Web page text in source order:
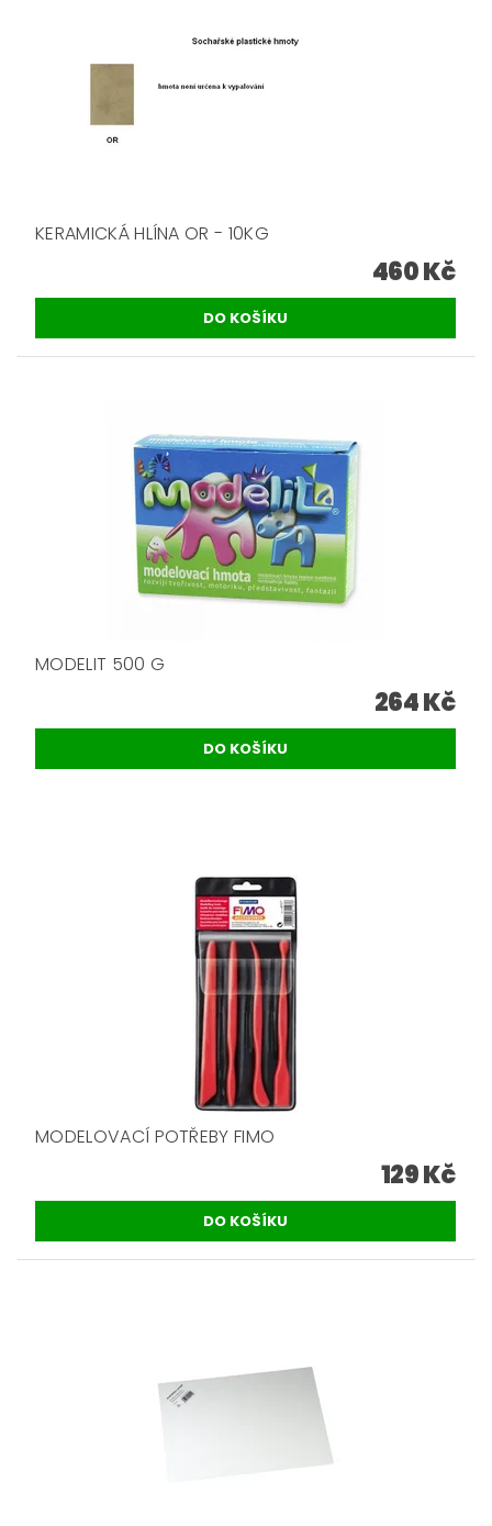
KERAMICKÁ HLÍNA OR - 10KG
460 Kč
MODELIT 500 G
264 Kč
MODELOVACÍ POTŘEBY FIMO
129 Kč